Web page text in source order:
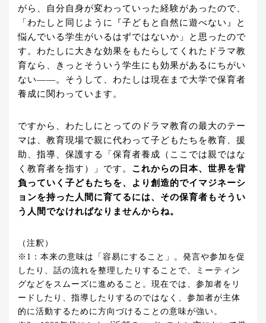
がら、自分自身が変わっていった経験があったので、
「わたしと同じように『子どもと自然に遊べない』と
悩んでいる学生がいるはずではないか」と思ったので
す。わたしに大きな効果をもたらしてくれたドラマ教
育なら、きっとそういう学生にも効果があるにちがい
ない——。そうして、わたしは現在まで大学で保育者
養成に関わっています。
ですから、わたしにとってのドラマ教育の最大のテー
マは、教育現場で親に代わって子どもたちを教育、援
助、指導、保護する「保育者養成（ここでは親ではな
く教育者を指す）」です。 これからの日本、世界を背
負っていく子どもたちを、より創造的でイマジネーシ
ョンを持った人間に育てるには、その保育者もそうい
う人間でなければなりませんからね。
（注釈）
※1：本来の意味は「容易にすること」。発言や参加を促
したり、話の流れを整理したりすることで、ミーティン
グなどをスムーズに進めること。現在では、参加者をリ
ードしたり、指導したりするのではなく、参加者が主体
的に活動するために方向づけることの意味が強い。